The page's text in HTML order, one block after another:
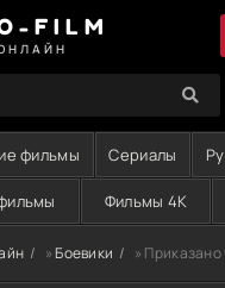
FILM
фильмы Сериалы
Фильмы 4K
»Боевики » Приказано